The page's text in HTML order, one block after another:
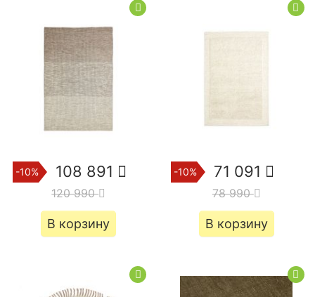
-10% 108 891
120 990
В корзину
-10% 71 091
78 990
В корзину